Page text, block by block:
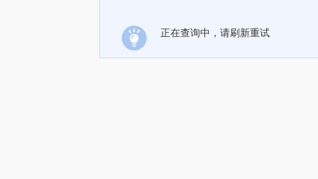
正在查询中，请刷新重试